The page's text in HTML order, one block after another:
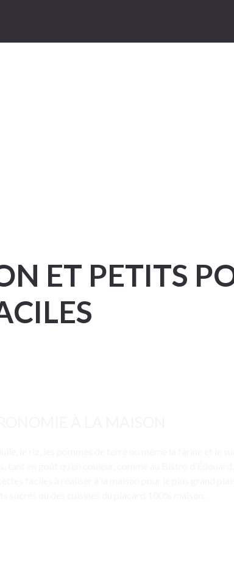
ET PETITS